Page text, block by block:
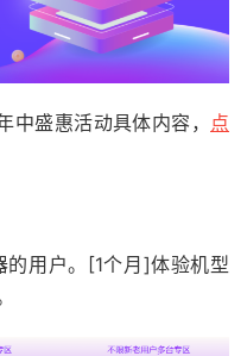
盛惠活动具体内容，
点
的用户。[1个月]体验机型